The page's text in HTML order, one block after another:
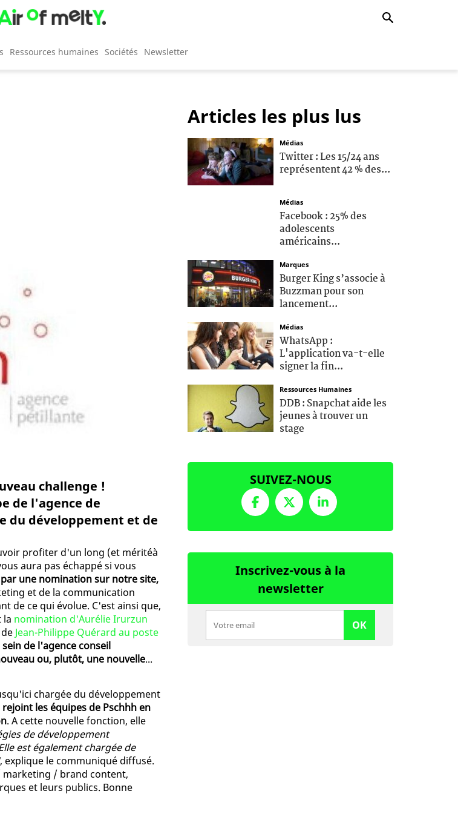
Ressources humaines Sociétés Newsletter
challenge !
de l'agence de
du développement et de
profiter d'un long (et méritéà
aura pas échappé si vous
une nomination sur notre site,
et de la communication
de ce qui évolue. C'est ainsi que,
la nomination d'Aurélie Irurzun
Jean-Philippe Quérard au poste
de l'agence conseil
ou, plutôt, une nouvelle...
chargée du développement
les équipes de Pschhh en
. A cette nouvelle fonction, elle
de développement
est également chargée de
, explique le communiqué diffusé.
marketing / brand content,
et leurs publics. Bonne
Articles les plus lus
Médias
Twitter : Les 15/24 ans
représentent 42 % des...
Médias
Facebook : 25% des
adolescents
américains...
Marques
Burger King s’associe à
Buzzman pour son
lancement...
Médias
WhatsApp :
L'application va-t-elle
signer la fin...
Ressources Humaines
DDB : Snapchat aide les
jeunes à trouver un
stage
SUIVEZ-NOUS
Inscrivez-vous à la
newsletter
OK